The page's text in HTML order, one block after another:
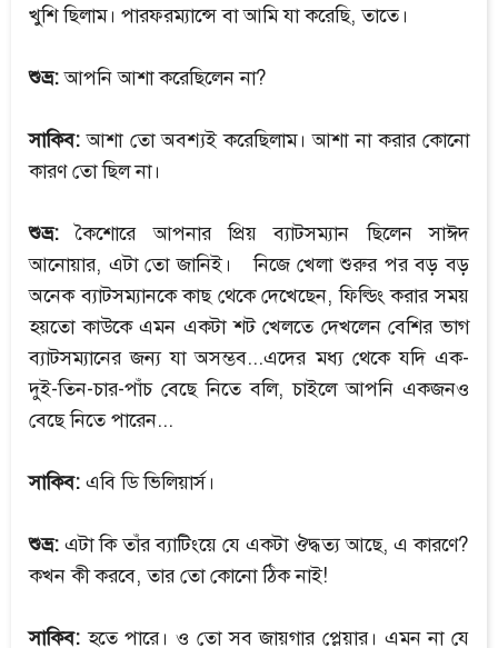
খুশি ছিলাম। পারফরম্যান্সে বা আমি যা করেছি, তাতে।
শুভ্র:আপনি আশা করেছিলেন না?
সাকিব: আশা তো অবশ্যই করেছিলাম। আশা না করার কোনো
কারণ তো ছিল না।
শুভ্র: কৈশোরে আপনার প্রিয় ব্যাটসম্যান ছিলেন সাঈদ
আনোয়ার, এটা তো জানিই। নিজে খেলা শুরুর পর বড় বড়
অনেক ব্যাটসম্যানকে কাছ থেকে দেখেছেন, ফিল্ডিং করার সময়
হয়তো কাউকে এমন একটা শট খেলতে দেখলেন বেশির ভাগ
ব্যাটসম্যানের জন্য যা অসম্ভব...এদের মধ্য থেকে যদি এক-
দুই-তিন-চার-পাঁচ বেছে নিতে বলি, চাইলে আপনি একজনও
বেছে নিতে পারেন...
সাকিব: এবি ডি ভিলিয়ার্স।
শুভ্র: এটা কি তাঁর ব্যাটিংয়ে যে একটা ঔদ্ধত্য আছে, এ কারণে?
কখন কী করবে, তার তো কোনো ঠিক নাই!
সাকিব: হতে পারে। ও তো সব জায়গার প্লেয়ার। এমন না যে